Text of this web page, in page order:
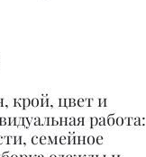
крой, цвет и
работа:
семейное